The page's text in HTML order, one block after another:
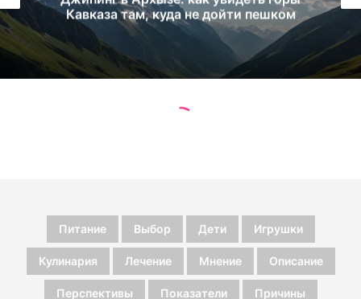
Питание Выбор Дети Игрушки
Кулинария Лечение Мнение Описание
Перспективы Показатели Причины